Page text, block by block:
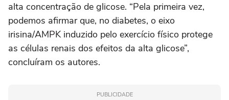
alta concentração de glicose. “Pela primeira vez,
podemos afirmar que, no diabetes, o eixo
irisina/AMPK induzido pelo exercício físico protege
as células renais dos efeitos da alta glicose”,
concluíram os autores.
PUBLICIDADE